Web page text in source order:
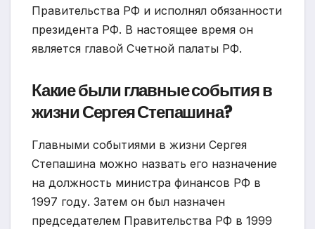
Правительства РФ и исполнял обязанности
президента РФ. В настоящее время он
является главой Счетной палаты РФ.
Какие были главные события в
жизни Сергея Степашина?
Главными событиями в жизни Сергея
Степашина можно назвать его назначение
на должность министра финансов РФ в
1997 году. Затем он был назначен
председателем Правительства РФ в 1999